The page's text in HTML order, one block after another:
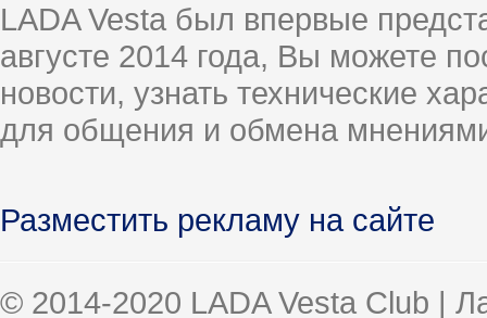
LADA Vesta был впервые
августе 2014 года, Вы можете
новости, узнать технические
для общения и обмена
Разместить рекламу на сайте
© 2014-2020 LADA Vesta Club |